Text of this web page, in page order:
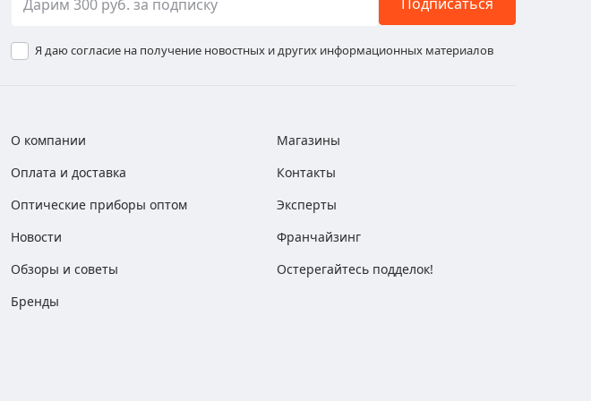
Я даю согласие на получение новостных и других информационных материалов
О компании
Оплата и доставка
Оптические приборы оптом
Новости
Обзоры и советы
Бренды
Магазины
Контакты
Эксперты
Франчайзинг
Остерегайтесь подделок!